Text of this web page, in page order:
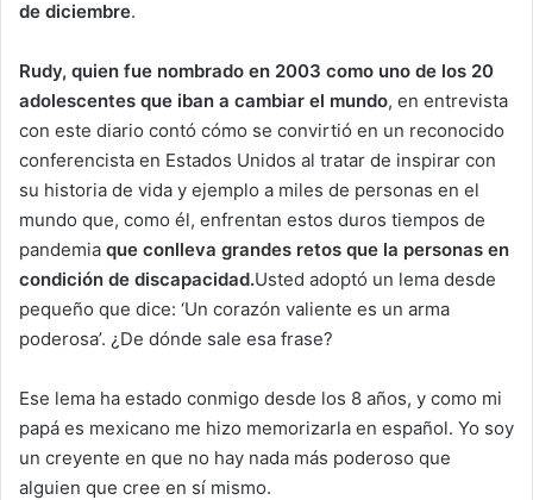
de diciembre.
Rudy, quien fue nombrado en 2003 como uno de los 20
adolescentes que iban a cambiar el mundo, en entrevista
con este diario contó cómo se convirtió en un reconocido
conferencista en Estados Unidos al tratar de inspirar con
su historia de vida y ejemplo a miles de personas en el
mundo que, como él, enfrentan estos duros tiempos de
pandemia que conlleva grandes retos que la personas en
condición de discapacidad.Usted adoptó un lema desde
pequeño que dice: ‘Un corazón valiente es un arma
poderosa’. ¿De dónde sale esa frase?
Ese lema ha estado conmigo desde los 8 años, y como mi
papá es mexicano me hizo memorizarla en español. Yo soy
un creyente en que no hay nada más poderoso que
alguien que cree en sí mismo.